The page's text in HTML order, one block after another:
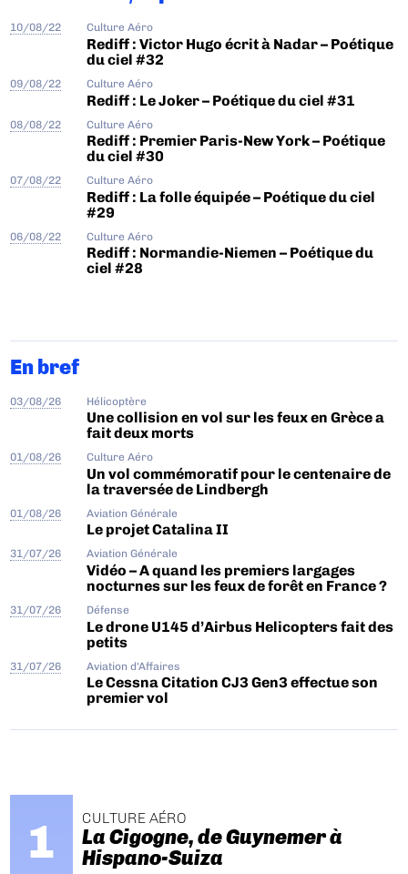
10/08/22 Culture Aéro
Rediff : Victor Hugo écrit à Nadar – Poétique
du ciel #32
09/08/22 Culture Aéro
Rediff : Le Joker – Poétique du ciel #31
08/08/22 Culture Aéro
Rediff : Premier Paris-New York – Poétique
du ciel #30
07/08/22 Culture Aéro
Rediff : La folle équipée – Poétique du ciel
#29
06/08/22 Culture Aéro
Rediff : Normandie-Niemen – Poétique du
ciel #28
En bref
03/08/26 Hélicoptère
Une collision en vol sur les feux en Grèce a
fait deux morts
01/08/26 Culture Aéro
Un vol commémoratif pour le centenaire de
la traversée de Lindbergh
01/08/26 Aviation Générale
Le projet Catalina II
31/07/26 Aviation Générale
Vidéo – A quand les premiers largages
nocturnes sur les feux de forêt en France ?
31/07/26 Défense
Le drone U145 d’Airbus Helicopters fait des
petits
31/07/26 Aviation d'Affaires
Le Cessna Citation CJ3 Gen3 effectue son
premier vol
CULTURE AÉRO
La Cigogne, de Guynemer à
Hispano-Suiza